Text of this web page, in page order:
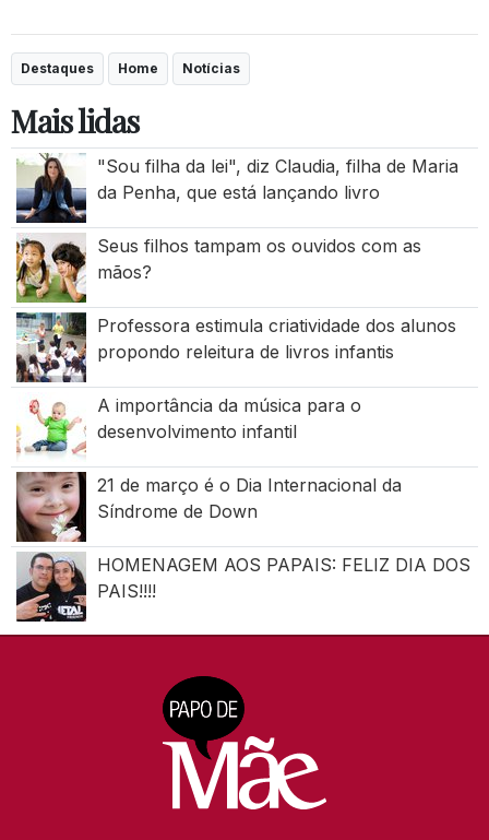
Destaques Home Notícias
Mais lidas
"Sou filha da lei", diz Claudia, filha de Maria
da Penha, que está lançando livro
Seus filhos tampam os ouvidos com as
mãos?
Professora estimula criatividade dos alunos
propondo releitura de livros infantis
A importância da música para o
desenvolvimento infantil
21 de março é o Dia Internacional da
Síndrome de Down
HOMENAGEM AOS PAPAIS: FELIZ DIA DOS
PAIS!!!!